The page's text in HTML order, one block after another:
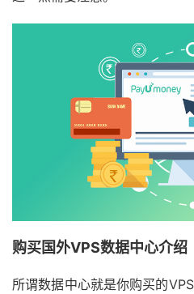
购买国外VPS数据中心介绍
所谓数据中心就是你购买的